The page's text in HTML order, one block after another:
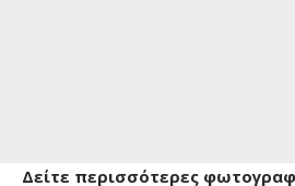
Δείτε περισσότερες